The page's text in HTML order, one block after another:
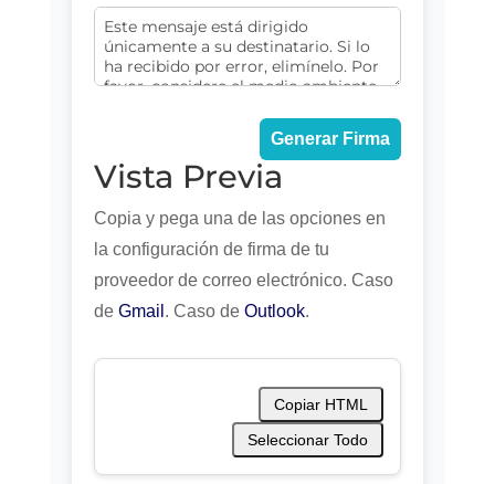
Generar Firma
Vista Previa
Copia y pega una de las opciones en
la configuración de firma de tu
proveedor de correo electrónico. Caso
de Gmail . Caso de Outlook.
Copiar HTML
Seleccionar Todo